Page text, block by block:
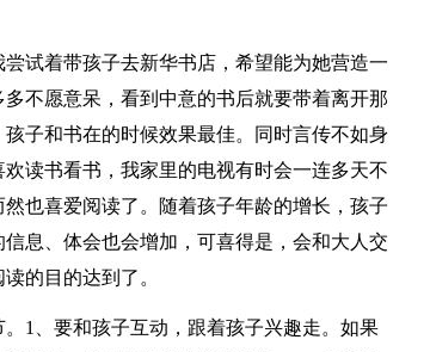
试着带孩子去新华书店，希望能为她营造一
不愿意呆，看到中意的书后就要带着离开那
子和书在的时候效果最佳。同时言传不如身
读书看书，我家里的电视有时会一连多天不
也喜爱阅读了。随着孩子年龄的增长，孩子
息、体会也会增加，可喜得是，会和大人交
的目的达到了。
1、要和孩子互动，跟着孩子兴趣走。如果